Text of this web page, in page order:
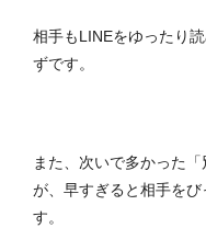
相手もLINEをゆったり
ずです。
また、次いで多かった
が、早すぎると相手を
す。